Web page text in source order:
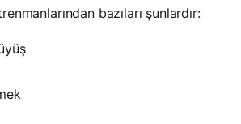
bazıları şunlardır: